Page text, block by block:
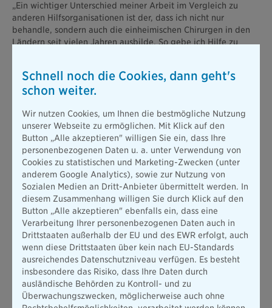
„Ein wichtiger Unterschied meiner Arbeit im Vergleich zu
anderen Hilfsorganisationen ist der, dass ich nicht nur
behandle, sondern auch die einheimischen Chirurgen in den
Ländern seit vielen Jahren ausbilde. So gebe ich Hilfe zu
Die Versicherungsgruppe die Bayerische hat für die Saisons
2018 und 2019 mit dem TC Grün-Weiß Luitpoldpark ein
Luitpoldpark hat eine führende Rolle im Tennissport in
München und Umgebung. Die erste Damenmannschaft des
Vereins ist seit 2009 - mit Unterbrechung von einer Saison – in
der zweiten Bundesliga aktiv. Insgesamt zählt der
Tennisverein rund 800 Mitglieder.
Die Versicherungsgruppe die Bayerische wurde 1858
gegründet und besteht aus den Gesellschaften Bayerische
Beamten Lebensversicherung a.G. (Konzernmutter), Neue
Bayerische Beamten Lebensversicherung AG und der
Sachgesellschaft Bayerische Beamten Versicherung AG. Die
gesamten Beitragseinnahmen der Gruppe betragen rund 440
Millionen Euro. Die Gruppe steigert ihr Eigenkapital
kontinuierlich und liegt dabei weit über dem Branchenschnitt.
Es werden Kapitalanlagen von über 4,5 Milliarden Euro
verwaltet. Mehr als 6.000 persönliche Berater stehen den
Schnell noch die Cookies, dann geht's
schon weiter.
Wir nutzen Cookies, um Ihnen die bestmögliche Nutzung
unserer Webseite zu ermöglichen. Mit Klick auf den
Button „Alle akzeptieren" willigen Sie ein, dass Ihre
personenbezogenen Daten u. a. unter Verwendung von
Cookies zu statistischen und Marketing-Zwecken (unter
anderem Google Analytics), sowie zur Nutzung von
Sozialen Medien an Dritt-Anbieter übermittelt werden. In
diesem Zusammenhang willigen Sie durch Klick auf den
Button „Alle akzeptieren" ebenfalls ein, dass eine
Verarbeitung Ihrer personenbezogenen Daten auch in
Drittstaaten außerhalb der EU und des EWR erfolgt, auch
wenn diese Drittstaaten über kein nach EU-Standards
ausreichendes Datenschutzniveau verfügen. Es besteht
insbesondere das Risiko, dass Ihre Daten durch
ausländische Behörden zu Kontroll- und zu
Überwachungszwecken, möglicherweise auch ohne